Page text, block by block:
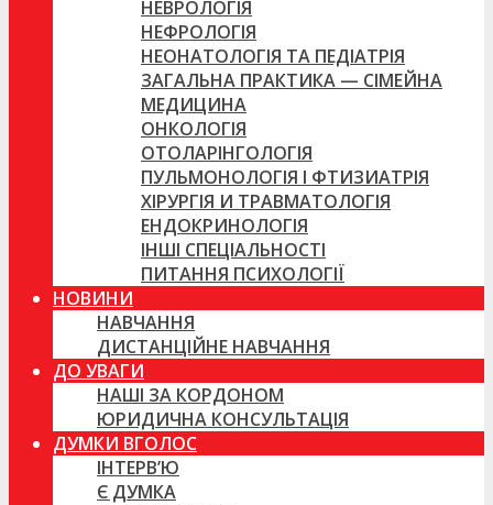
НЕВРОЛОГІЯ
НЕФРОЛОГІЯ
НЕОНАТОЛОГІЯ ТА ПЕДІАТРІЯ
ЗАГАЛЬНА ПРАКТИКА — СІМЕЙНА
МЕДИЦИНА
ОНКОЛОГІЯ
ОТОЛАРІНГОЛОГІЯ
ПУЛЬМОНОЛОГІЯ І ФТИЗИАТРІЯ
ХІРУРГІЯ И ТРАВМАТОЛОГІЯ
ЕНДОКРИНОЛОГІЯ
ІНШІ СПЕЦІАЛЬНОСТІ
ПИТАННЯ ПСИХОЛОГІЇ
НОВИНИ
НАВЧАННЯ
ДИСТАНЦІЙНЕ НАВЧАННЯ
ДО УВАГИ
НАШІ ЗА КОРДОНОМ
ЮРИДИЧНА КОНСУЛЬТАЦІЯ
ДУМКИ ВГОЛОС
ІНТЕРВ’Ю
Є ДУМКА